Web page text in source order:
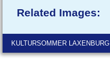
Related Images:
KULTURSOMMER LAXENBURG